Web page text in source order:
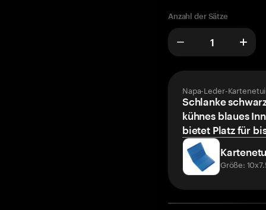
Anzahl der Sätze
Napa-Leder-
Schlanke
kühnes blaues
bietet Platz für
Größe: